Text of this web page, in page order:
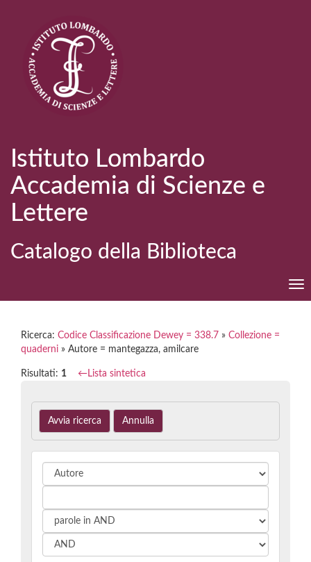
Istituto Lombardo
Accademia di Scienze e
Lettere
Catalogo della Biblioteca
Ricerca: Codice Classificazione Dewey = 338.7 » Collezione =
quaderni » Autore = mantegazza, amilcare
Risultati: 1 ←Lista sintetica